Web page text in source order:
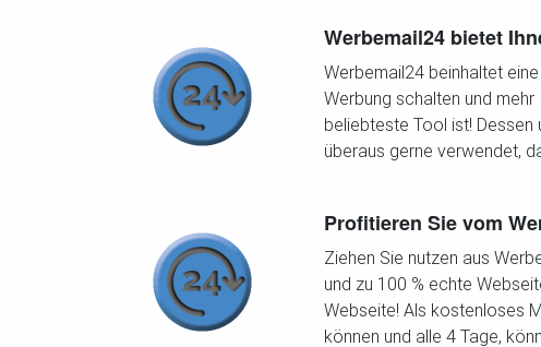
Werbemail24 bietet
Werbemail24 beinhaltet
Werbung schalten und
beliebteste Tool ist! Dessen
überaus gerne verwendet,
Profitieren Sie vom
Ziehen Sie nutzen aus
und zu 100 % echte
Webseite! Als kostenloses
können und alle 4 Tage,